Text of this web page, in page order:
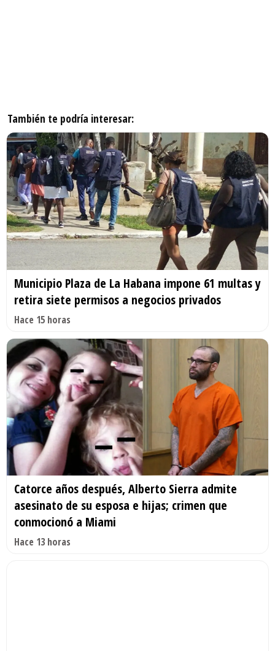
También te podría interesar:
Municipio Plaza de La Habana impone 61 multas y
retira siete permisos a negocios privados
Hace 15 horas
Catorce años después, Alberto Sierra admite
asesinato de su esposa e hijas; crimen que
conmocionó a Miami
Hace 13 horas